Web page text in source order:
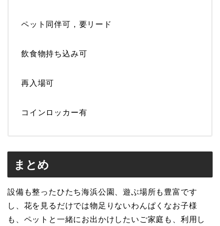
ペット同伴可，要リード
飲食物持ち込み可
再入場可
コインロッカー有
まとめ
設備も整ったひたち海浜公園、遊ぶ場所も豊富です
し、花を見るだけでは物足りないわんぱくなお子様
も、ペットと一緒にお出かけしたいご家庭も、利用し